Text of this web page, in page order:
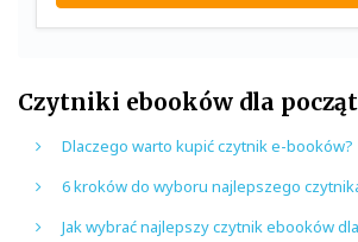
Czytniki ebooków dla
Dlaczego warto kupić czytnik e-booków?
6 kroków do wyboru najlepszego
Jak wybrać najlepszy czytnik ebooków